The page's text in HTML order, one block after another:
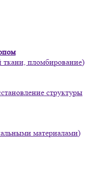
ткани, пломбирование)
структуры
материалами)